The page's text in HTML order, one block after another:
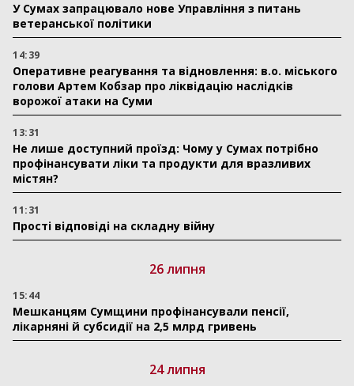
У Сумах запрацювало нове Управління з питань
ветеранської політики
14:39
Оперативне реагування та відновлення: в.о. міського
голови Артем Кобзар про ліквідацію наслідків
ворожої атаки на Суми
13:31
Не лише доступний проїзд: Чому у Сумах потрібно
профінансувати ліки та продукти для вразливих
містян?
11:31
Прості відповіді на складну війну
26 липня
15:44
Мешканцям Сумщини профінансували пенсії,
лікарняні й субсидії на 2,5 млрд гривень
24 липня